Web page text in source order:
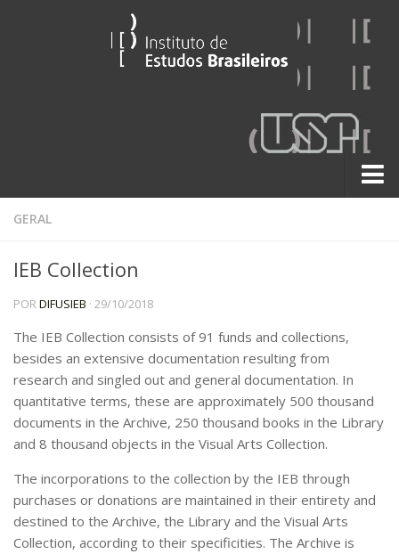
Sobre
A História do IEB
Institucional
60 Anos
Paralelos 22
Pesquisa
Pós-Doutorado
Pesquisador Colaborador
Iniciação Científica
GIP
GERAL
IEB Collection
PORDIFUSIEB · 29/10/2018
The IEB Collection consists of 91 funds and collections,
besides an extensive documentation resulting from
research and singled out and general documentation. In
quantitative terms, these are approximately 500 thousand
documents in the Archive, 250 thousand books in the Library
and 8 thousand objects in the Visual Arts Collection.
The incorporations to the collection by the IEB through
purchases or donations are maintained in their entirety and
destined to the Archive, the Library and the Visual Arts
Collection, according to their specificities. The Archive is